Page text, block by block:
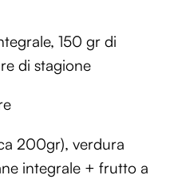
150 gr di
di stagione
200gr), verdura
integrale + frutto a